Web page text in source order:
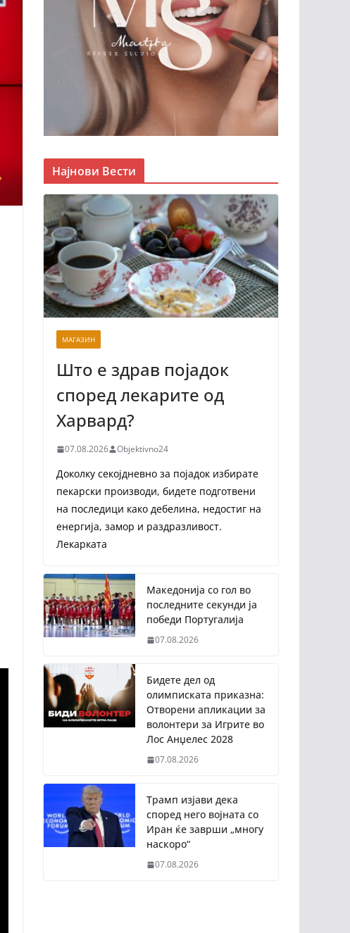
Најнови Вести
МАГАЗИН
Што е здрав појадок
според лекарите од
Харвард?
07.08.2026 Objektivno24
Доколку секојдневно за појадок избирате
пекарски производи, бидете подготвени
на последици како дебелина, недостиг на
енергија, замор и раздразливост.
Лекарката
Македонија со гол во
последните секунди ја
победи Португалија
07.08.2026
Бидете дел од
олимписката приказна:
Отворени апликации за
волонтери за Игрите во
Лос Анџелес 2028
07.08.2026
Трамп изјави дека
според него војната со
Иран ќе заврши „многу
наскоро“
07.08.2026